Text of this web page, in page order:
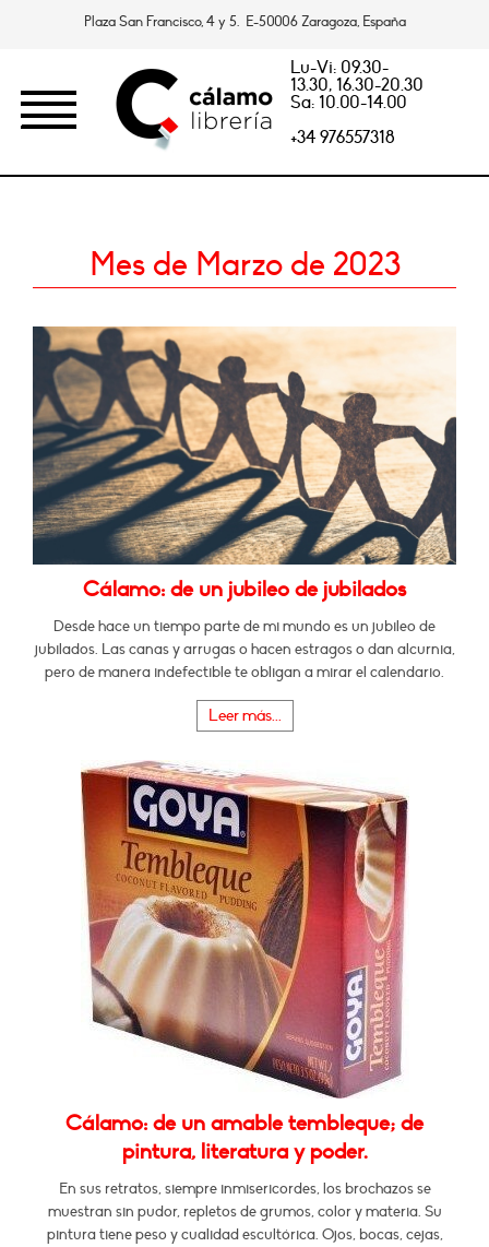
Plaza San Francisco, 4 y 5. E-50006 Zaragoza, España
Lu-Vi: 09.30-
13.30, 16.30-20.30
Sa: 10.00-14.00
+34 976557318
Mes de Marzo de 2023
Cálamo: de un jubileo de jubilados
Desde hace un tiempo parte de mi mundo es un jubileo de
jubilados. Las canas y arrugas o hacen estragos o dan alcurnia,
pero de manera indefectible te obligan a mirar el calendario.
Leer más...
Cálamo: de un amable tembleque; de
pintura, literatura y poder.
En sus retratos, siempre inmisericordes, los brochazos se
muestran sin pudor, repletos de grumos, color y materia. Su
pintura tiene peso y cualidad escultórica. Ojos, bocas, cejas,